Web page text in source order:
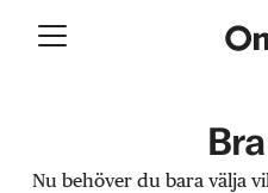
Nu behöver du bara välja